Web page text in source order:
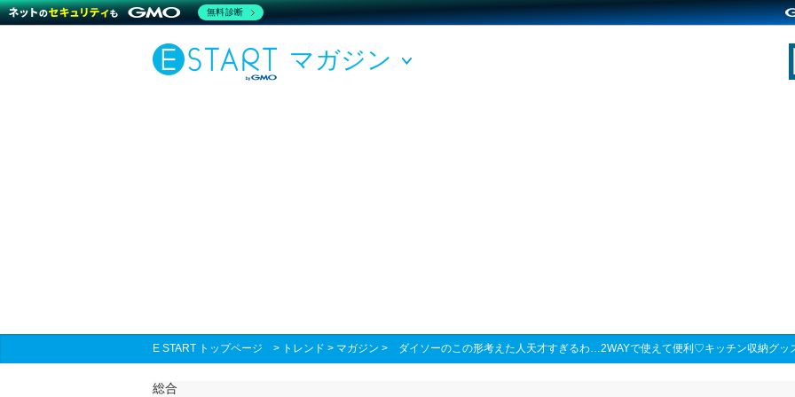
マガジン
E START トップページ > トレンド > マガジン > ダイソーのこの形考えた人天才すぎるわ…2WAYで使えて便利♡キッチン収納グッ
総合
無料診断